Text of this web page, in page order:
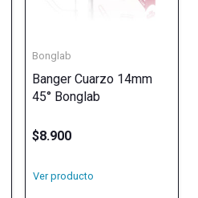
Bonglab
Banger Cuarzo 14mm
45° Bonglab
$8.900
Ver producto